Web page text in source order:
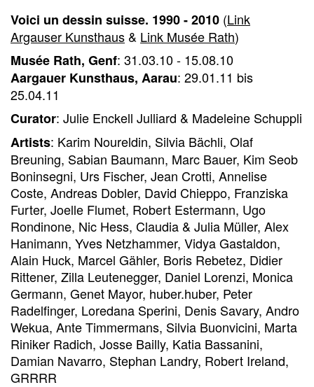
Voici un dessin suisse. 1990 - 2010 (Link
Argauser Kunsthaus & Link Musée Rath)
Musée Rath, Genf: 31.03.10 - 15.08.10
Aargauer Kunsthaus, Aarau: 29.01.11 bis
25.04.11
Curator: Julie Enckell Julliard & Madeleine Schuppli
Artists: Karim Noureldin, Silvia Bächli, Olaf
Breuning, Sabian Baumann, Marc Bauer, Kim Seob
Boninsegni, Urs Fischer, Jean Crotti, Annelise
Coste, Andreas Dobler, David Chieppo, Franziska
Furter, Joelle Flumet, Robert Estermann, Ugo
Rondinone, Nic Hess, Claudia & Julia Müller, Alex
Hanimann, Yves Netzhammer, Vidya Gastaldon,
Alain Huck, Marcel Gähler, Boris Rebetez, Didier
Rittener, Zilla Leutenegger, Daniel Lorenzi, Monica
Germann, Genet Mayor, huber.huber, Peter
Radelfinger, Loredana Sperini, Denis Savary, Andro
Wekua, Ante Timmermans, Silvia Buonvicini, Marta
Riniker Radich, Josse Bailly, Katia Bassanini,
Damian Navarro, Stephan Landry, Robert Ireland,
GRRRR